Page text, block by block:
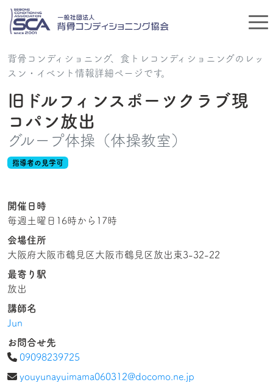
背骨コンディショニング、食トレコンディショニングのレッ
スン・イベント情報詳細ページです。
旧ドルフィンスポーツクラブ現
コパン放出
グループ体操（体操教室）
指導者の見学可
開催日時
毎週土曜日16時から17時
会場住所
大阪府大阪市鶴見区大阪市鶴見区放出東3-32-22
最寄り駅
放出
講師名
Jun
お問合せ先
09098239725
youyunayuimama060312@docomo.ne.jp